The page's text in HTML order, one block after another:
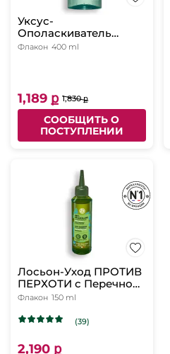
Уксус-
Ополаскиватель
ОЧИЩЕНИЕ с Детокс-
нормальных и жирных
волос, 400 мл
Флакон 400 ml
1,189 ք 1,830 ք
СООБЩИТЬ О
ПОСТУПЛЕНИИ
Лосьон-Уход ПРОТИВ
ПЕРХОТИ с Перечной
Мятой БИО - Для кожи
перхоти, 150мл
Флакон 150 ml
(39)
2,190 ք